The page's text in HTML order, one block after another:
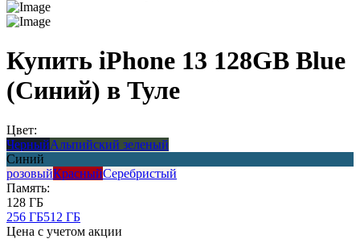
Купить iPhone 13 128GB Blue
(Синий) в Туле
Цвет:
ЧерныйАльпийский зеленый
Синий
розовыйКрасныйСеребристый
Память:
128 ГБ
256 ГБ512 ГБ
Цена с учетом акции